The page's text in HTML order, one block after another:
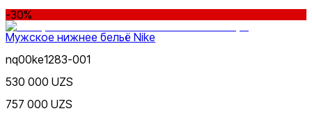
-30%
Мужское нижнее бельё Nike
nq00ke1283-001
530 000 UZS
757 000 UZS